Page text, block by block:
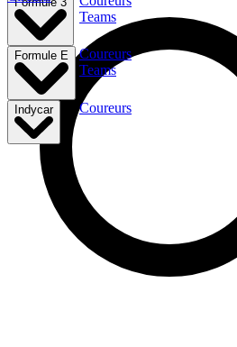
Teams
Formule E
Coureurs
Teams
Indycar Coureurs